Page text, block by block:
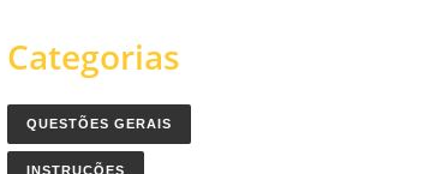
Categorias
QUESTÕES GERAIS
INSTRUÇÕES